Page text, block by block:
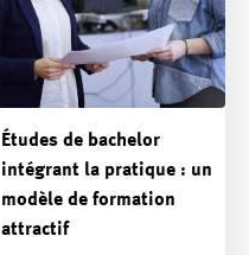
Études de bachelor
intégrant la pratique : un
modèle de formation
attractif